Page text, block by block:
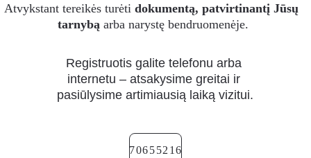
Atvykstant tereikės turėti dokumentą, patvirtinantį Jūsų
tarnybą arba narystę bendruomenėje.
Registruotis galite telefonu arba
internetu – atsakysime greitai ir
pasiūlysime artimiausią laiką vizitui.
+37065521666